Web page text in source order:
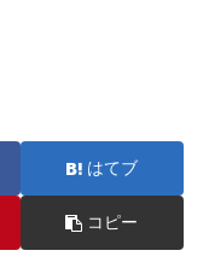
はてブ
コピー